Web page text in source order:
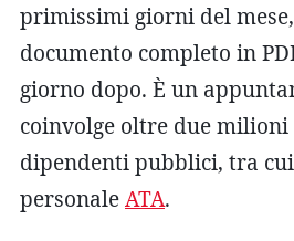
primissimi giorni del
documento completo in
giorno dopo. È un
coinvolge oltre due milioni
dipendenti pubblici, tra cui
personaleATA.